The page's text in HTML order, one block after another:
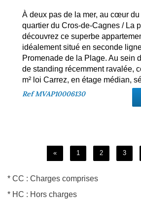
À deux pas de la mer, au cœur
quartier du Cros-de-Cagnes / La
découvrez ce superbe
idéalement situé en seconde
Promenade de la Plage. Au sein
de standing récemment ravalée,
m² loi Carrez, en étage médian,
RefMVAP10006130
« 1 2 3
* CC : Charges comprises
* HC : Hors charges